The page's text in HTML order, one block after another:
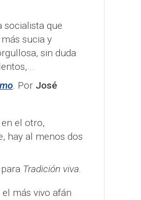
socialista que
sucia y
sin duda
. Por José
el otro,
hay al menos dos
para Tradición viva.
más vivo afán